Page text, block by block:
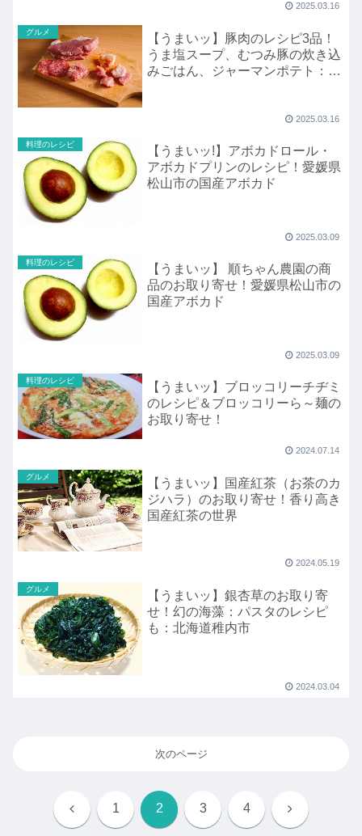
2025.03.16
グルメ
【うまいッ】豚肉のレシピ3品！
うま塩スープ、むつみ豚の炊き込
みごはん、ジャーマンポテト：山
2025.03.16
料理のレシピ
【うまいッ!】アボカドロール・
アボカドプリンのレシピ！愛媛県
松山市の国産アボカド
2025.03.09
料理のレシピ
【うまいッ】 順ちゃん農園の商
品のお取り寄せ！愛媛県松山市の
国産アボカド
2025.03.09
料理のレシピ
【うまいッ】ブロッコリーチヂミ
のレシピ＆ブロッコリーら～麺の
お取り寄せ！
2024.07.14
グルメ
【うまいッ】国産紅茶（お茶のカ
ジハラ）のお取り寄せ！香り高き
国産紅茶の世界
2024.05.19
グルメ
【うまいッ】銀杏草のお取り寄
せ！幻の海藻：パスタのレシピ
も：北海道稚内市
2024.03.04
次のページ
前 1 2 3 4 次